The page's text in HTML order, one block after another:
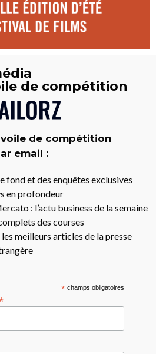
de compétition
de compétition
email :
fond et des enquêtes exclusives
en profondeur
: l’actu business de la semaine
des courses
les meilleurs articles de la presse
*champs obligatoires